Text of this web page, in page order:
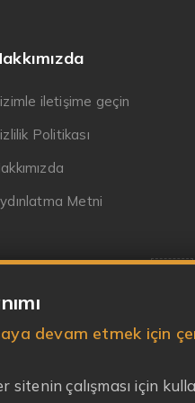
iletişime geçin
Politikası
Metni
Telif hakkı ©
devam etmek için
sitenin çalışması için